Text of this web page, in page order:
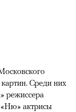
Среди них
режиссера
актрисы